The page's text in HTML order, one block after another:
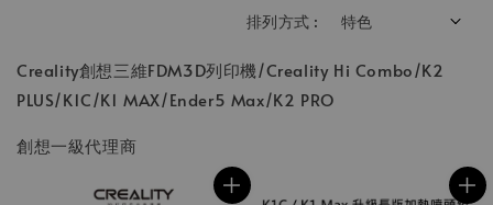
排列方式 :
Creality創想三維FDM3D列印機/Creality Hi Combo/K2
PLUS/K1C/K1 MAX/Ender5 Max/K2 PRO
創想一級代理商